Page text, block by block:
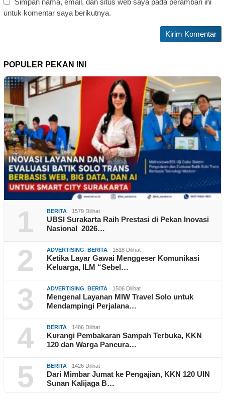
Simpan nama, email, dan situs web saya pada peramban ini
untuk komentar saya berikutnya.
POPULER PEKAN INI
1 BERITA 1579 Dilihat
UBSI Surakarta Raih Prestasi di Pekan Inovasi
Nasional 2026…
2 ADVERTISING BERITA 1518 Dilihat
Ketika Layar Gawai Menggeser Komunikasi
Keluarga, ILM “Sebel…
3 ADVERTISING BERITA 1506 Dilihat
Mengenal Layanan MIW Travel Solo untuk
Mendampingi Perjalana…
4 BERITA 1486 Dilihat
Kurangi Pembakaran Sampah Terbuka, KKN
120 dan Warga Pancura…
5 BERITA 1426 Dilihat
Dari Mimbar Jumat ke Pengajian, KKN 120 UIN
Sunan Kalijaga B…